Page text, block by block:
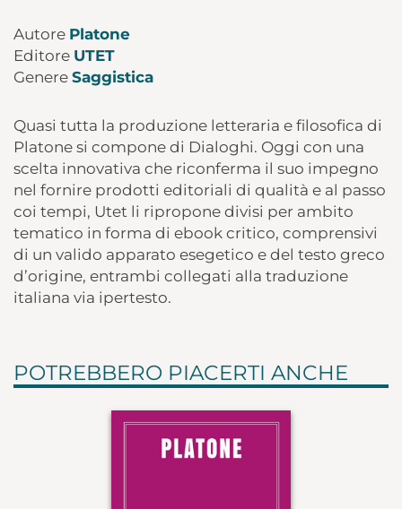
Autore Platone
Editore UTET
Genere Saggistica
Quasi tutta la produzione letteraria e filosofica di
Platone si compone di Dialoghi. Oggi con una
scelta innovativa che riconferma il suo impegno
nel fornire prodotti editoriali di qualità e al passo
coi tempi, Utet li ripropone divisi per ambito
tematico in forma di ebook critico, comprensivi
di un valido apparato esegetico e del testo greco
d’origine, entrambi collegati alla traduzione
italiana via ipertesto.
POTREBBERO PIACERTI ANCHE